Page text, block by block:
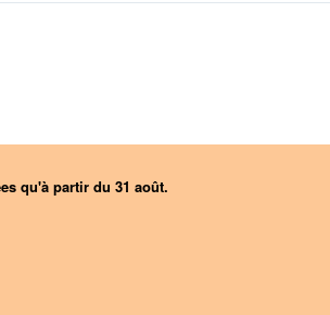
qu'à partir du 31 août.